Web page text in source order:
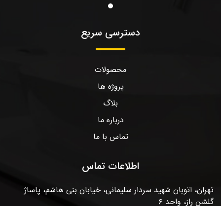
دسترسی سریع
محصولات
پروژه ها
بلاگ
درباره ما
تماس با ما
اطلاعات تماس
تهران، اتوبان شهید سردار سلیمانی، خیابان بنی هاشم، پاساژ
گلشن راز، واحد ۶